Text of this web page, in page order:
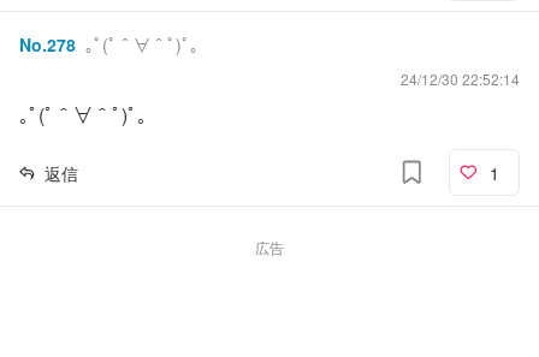
No.278 ｡ﾟ(ﾟ＾∀＾ﾟ)ﾟ｡
24/12/30 22:52:14
｡ﾟ(ﾟ＾∀＾ﾟ)ﾟ｡
返信 1
広告